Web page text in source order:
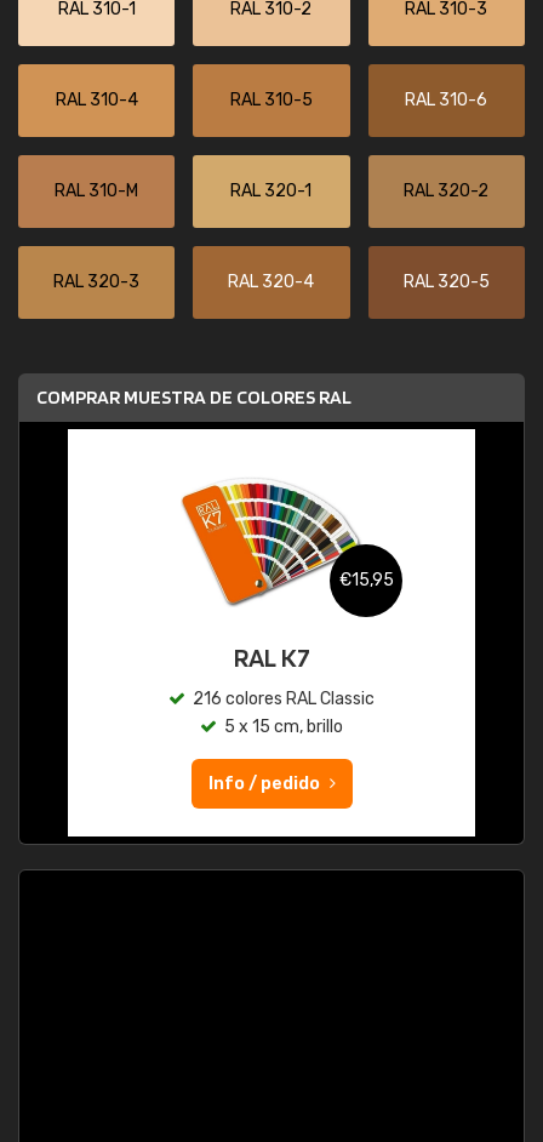
RAL 310-1 RAL 310-2 RAL 310-3
RAL 310-4 RAL 310-5 RAL 310-6
RAL 310-M RAL 320-1 RAL 320-2
RAL 320-3 RAL 320-4 RAL 320-5
COMPRAR MUESTRA DE COLORES RAL
€15,95
RAL K7
216 colores RAL Classic
5 x 15 cm, brillo
Info / pedido